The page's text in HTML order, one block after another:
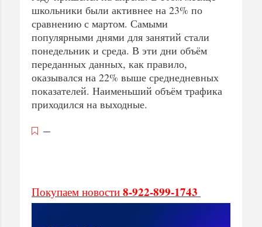
школьники были активнее на 23% по
сравнению с мартом. Самыми
популярными днями для занятий стали
понедельник и среда. В эти дни объём
переданных данных, как правило,
оказывался на 22% выше среднедневных
показателей. Наименьший объём трафика
приходился на выходные.
—
Покупаем новости 8-922-899-1743